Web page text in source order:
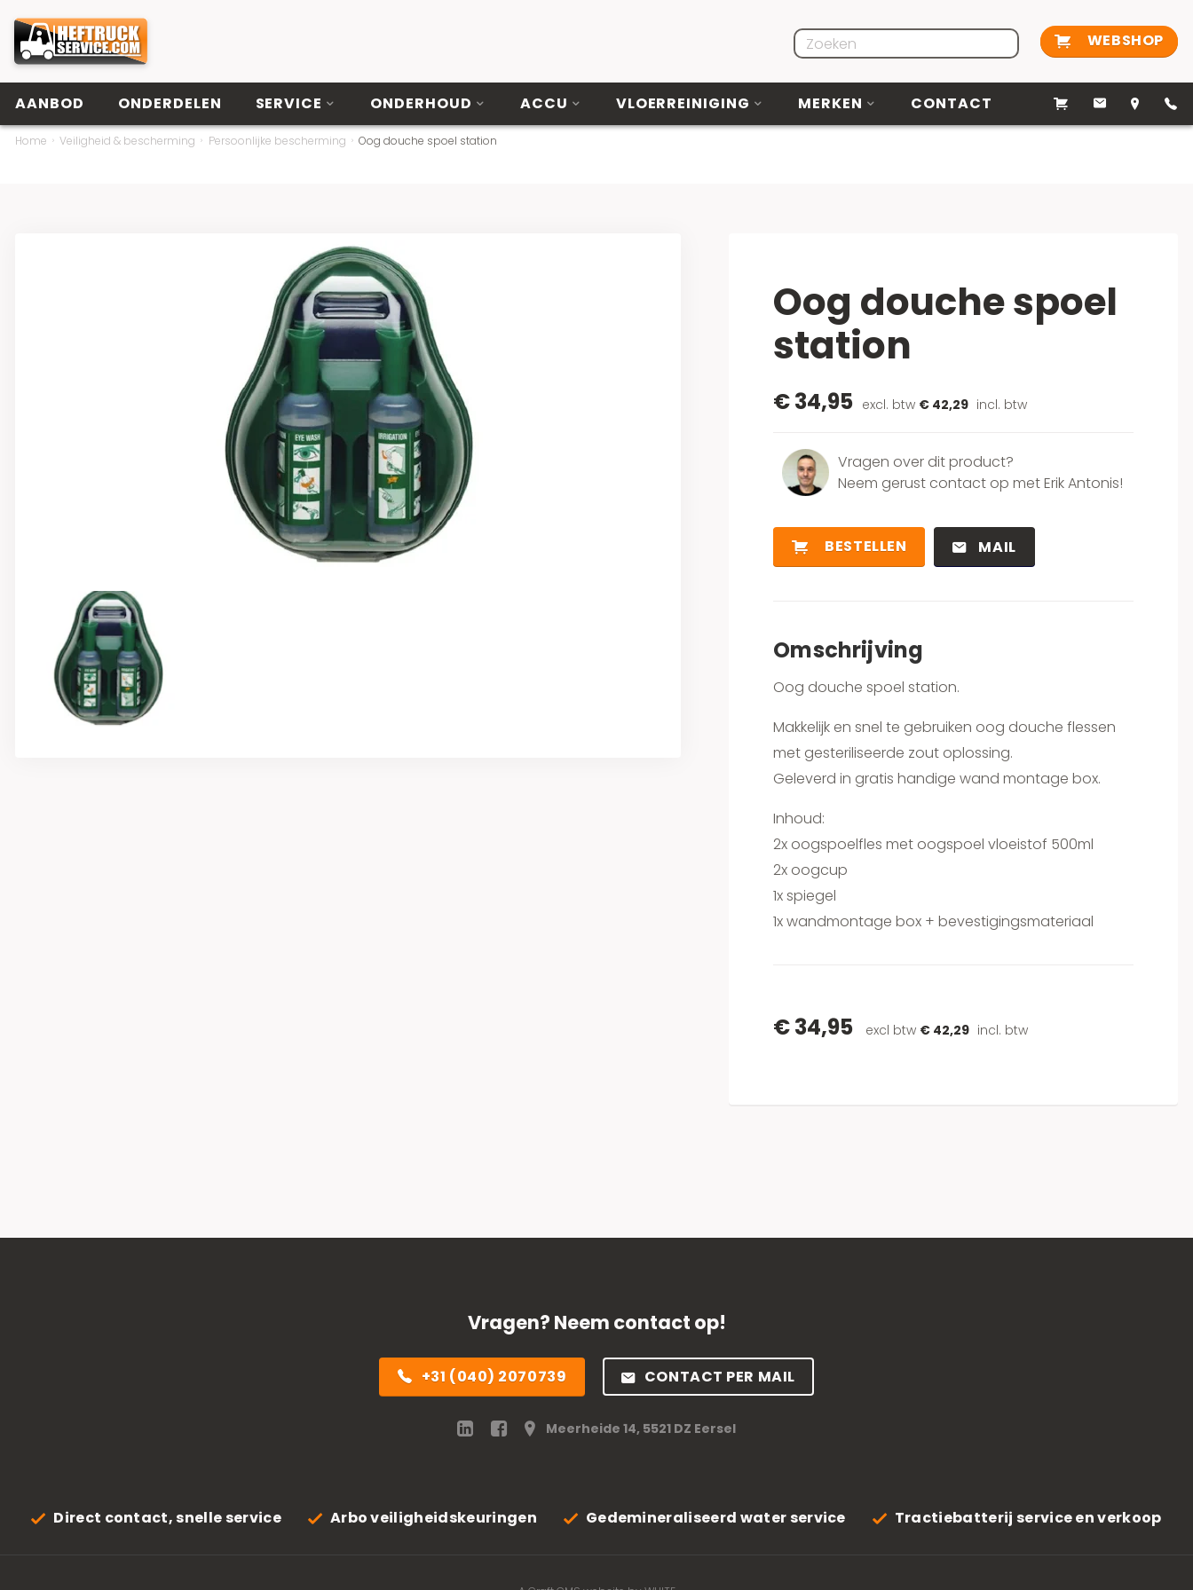
WEBSHOP
AANBOD ONDERDELEN SERVICE ONDERHOUD ACCU VLOERREINIGING MERKEN CONTACT
Home Veiligheid & bescherming Persoonlijke bescherming Oog douche spoel station
Oog douche spoel
station
€ 34,95 excl. btw € 42,29 incl. btw
Vragen over dit product?
Neem gerust contact op met Erik Antonis!
BESTELLEN MAIL
Omschrijving
Oog douche spoel station.
Makkelijk en snel te gebruiken oog douche flessen
met gesteriliseerde zout oplossing.
Geleverd in gratis handige wand montage box.
Inhoud:
2x oogspoelfles met oogspoel vloeistof 500ml
2x oogcup
1x spiegel
1x wandmontage box + bevestigingsmateriaal
€ 34,95 excl btw € 42,29 incl. btw
Vragen? Neem contact op!
+31 (040) 2070739 CONTACT PER MAIL
Meerheide 14, 5521 DZ Eersel
Direct contact, snelle service Arbo veiligheidskeuringen Gedemineraliseerd water service Tractiebatterij service en verkoop